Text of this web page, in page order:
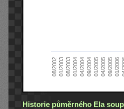
08/200201/200308/200301/200404/200409/200401/200504/200509/200501/2006
Historie půměrného Ela